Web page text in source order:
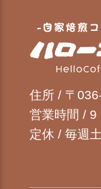
住所 / 〒
営業時間 /
定休 / 毎週